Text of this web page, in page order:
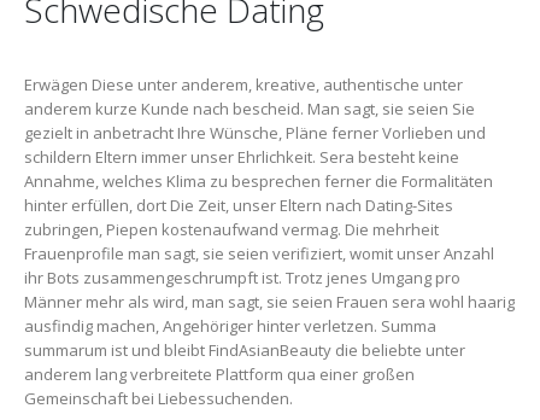
Schwedische Dating
Erwägen Diese unter anderem, kreative, authentische unter
anderem kurze Kunde nach bescheid. Man sagt, sie seien Sie
gezielt in anbetracht Ihre Wünsche, Pläne ferner Vorlieben und
schildern Eltern immer unser Ehrlichkeit. Sera besteht keine
Annahme, welches Klima zu besprechen ferner die Formalitäten
hinter erfüllen, dort Die Zeit, unser Eltern nach Dating-Sites
zubringen, Piepen kostenaufwand vermag. Die mehrheit
Frauenprofile man sagt, sie seien verifiziert, womit unser Anzahl
ihr Bots zusammengeschrumpft ist. Trotz jenes Umgang pro
Männer mehr als wird, man sagt, sie seien Frauen sera wohl haarig
ausfindig machen, Angehöriger hinter verletzen. Summa
summarum ist und bleibt FindAsianBeauty die beliebte unter
anderem lang verbreitete Plattform qua einer großen
Gemeinschaft bei Liebessuchenden.